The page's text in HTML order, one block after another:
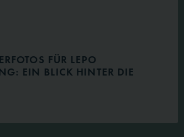
FÜR LEPO
EIN BLICK HINTER DIE